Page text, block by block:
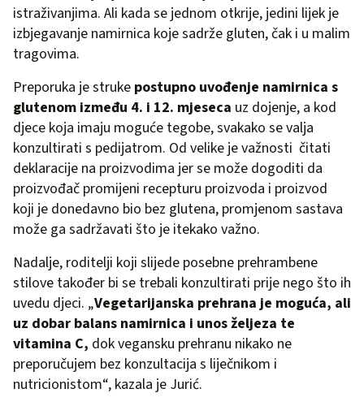
istraživanjima. Ali kada se jednom otkrije, jedini lijek je
izbjegavanje namirnica koje sadrže gluten, čak i u malim
tragovima.
Preporuka je struke postupno uvođenje namirnica s
glutenom između 4. i 12. mjeseca uz dojenje, a kod
djece koja imaju moguće tegobe, svakako se valja
konzultirati s pedijatrom. Od velike je važnosti čitati
deklaracije na proizvodima jer se može dogoditi da
proizvođač promijeni recepturu proizvoda i proizvod
koji je donedavno bio bez glutena, promjenom sastava
može ga sadržavati što je itekako važno.
Nadalje, roditelji koji slijede posebne prehrambene
stilove također bi se trebali konzultirati prije nego što ih
uvedu djeci. „Vegetarijanska prehrana je moguća, ali
uz dobar balans namirnica i unos željeza te
vitamina C, dok vegansku prehranu nikako ne
preporučujem bez konzultacija s liječnikom i
nutricionistom“, kazala je Jurić.